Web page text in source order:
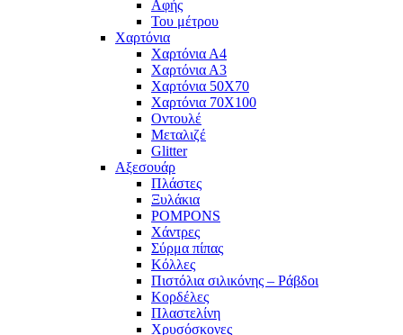
Αφής
Του μέτρου
Χαρτόνια
Χαρτόνια Α4
Χαρτόνια Α3
Χαρτόνια 50Χ70
Χαρτόνια 70Χ100
Οντουλέ
Μεταλιζέ
Glitter
Αξεσουάρ
Πλάστες
Ξυλάκια
POMPONS
Χάντρες
Σύρμα πίπας
Κόλλες
Πιστόλια σιλικόνης – Ράβδοι
Κορδέλες
Πλαστελίνη
Χρυσόσκονες